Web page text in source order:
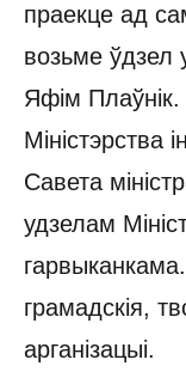
праекце ад
возьме ўдзел
Яфім Плаўнік.
Міністэрства
Савета
удзелам
грамадскія,
арганізацыі.